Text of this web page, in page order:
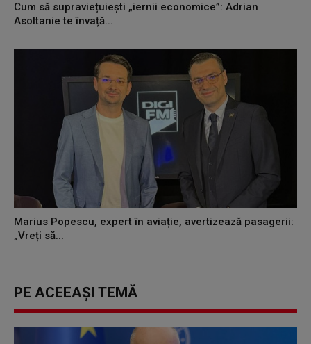
Cum să supraviețuiești „iernii economice”: Adrian
Asoltanie te învață...
Marius Popescu, expert în aviație, avertizează pasagerii:
„Vreți să...
PE ACEEAȘI TEMĂ